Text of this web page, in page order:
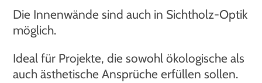
Die Innenwände sind auch in Sichtholz-Optik
möglich.
Ideal für Projekte, die sowohl ökologische als
auch ästhetische Ansprüche erfüllen sollen.